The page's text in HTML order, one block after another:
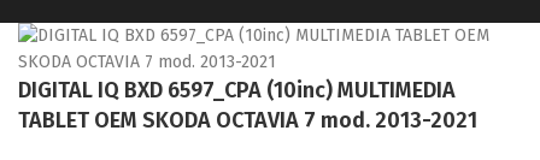
DIGITAL IQ BXD 6597_CPA (10inc) MULTIMEDIA
TABLET OEM SKODA OCTAVIA 7 mod. 2013-2021